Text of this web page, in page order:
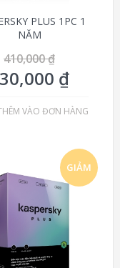
PLUS 1PC 1
NĂM
410,000₫
₫
VÀO ĐƠN HÀNG
GIẢM